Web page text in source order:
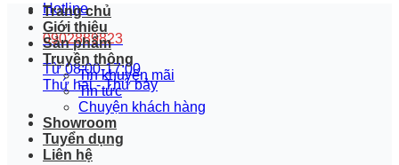
Hotline
0902889823
Từ 08:00-17:00
Thứ hai - Thứ bảy
Trang chủ
Giới thiệu
Sản phẩm
Truyền thông
Tin khuyến mãi
Tin tức
Chuyện khách hàng
Showroom
Tuyển dụng
Liên hệ